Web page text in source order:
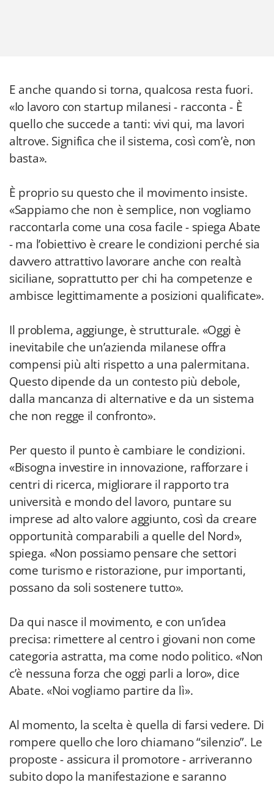
E anche quando si torna, qualcosa resta fuori.
«Io lavoro con startup milanesi - racconta - È
quello che succede a tanti: vivi qui, ma lavori
altrove. Significa che il sistema, così com’è, non
basta».
È proprio su questo che il movimento insiste.
«Sappiamo che non è semplice, non vogliamo
raccontarla come una cosa facile - spiega Abate
- ma l’obiettivo è creare le condizioni perché sia
davvero attrattivo lavorare anche con realtà
siciliane, soprattutto per chi ha competenze e
ambisce legittimamente a posizioni qualificate».
Il problema, aggiunge, è strutturale. «Oggi è
inevitabile che un’azienda milanese offra
compensi più alti rispetto a una palermitana.
Questo dipende da un contesto più debole,
dalla mancanza di alternative e da un sistema
che non regge il confronto».
Per questo il punto è cambiare le condizioni.
«Bisogna investire in innovazione, rafforzare i
centri di ricerca, migliorare il rapporto tra
università e mondo del lavoro, puntare su
imprese ad alto valore aggiunto, così da creare
opportunità comparabili a quelle del Nord»,
spiega. «Non possiamo pensare che settori
come turismo e ristorazione, pur importanti,
possano da soli sostenere tutto».
Da qui nasce il movimento, e con un’idea
precisa: rimettere al centro i giovani non come
categoria astratta, ma come nodo politico. «Non
c’è nessuna forza che oggi parli a loro», dice
Abate. «Noi vogliamo partire da lì».
Al momento, la scelta è quella di farsi vedere. Di
rompere quello che loro chiamano “silenzio”. Le
proposte - assicura il promotore - arriveranno
subito dopo la manifestazione e saranno